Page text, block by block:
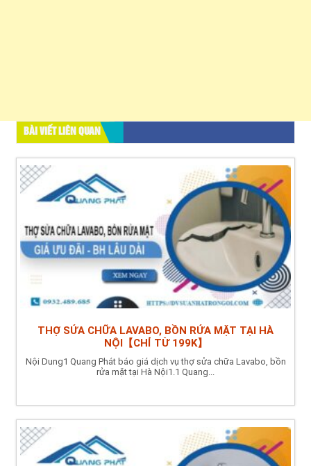
BÀI VIẾT LIÊN QUAN
THỢ SỬA CHỮA LAVABO, BỒN RỬA MẶT TẠI HÀ
NỘI【CHỈ TỪ 199K】
Nội Dung1 Quang Phát báo giá dịch vụ thợ sửa chữa Lavabo, bồn
rửa mặt tại Hà Nội1.1 Quang...